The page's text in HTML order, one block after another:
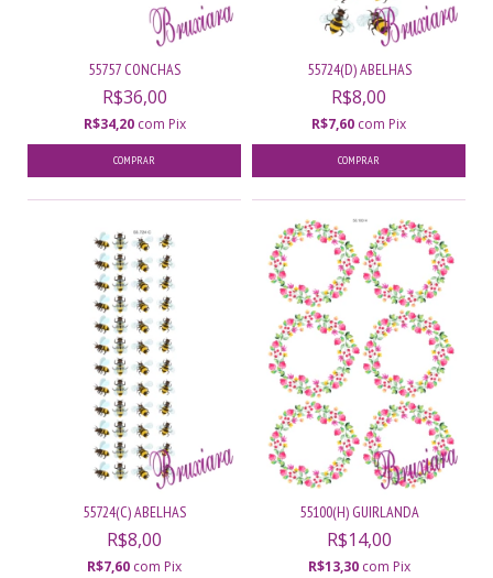
55757 CONCHAS
R$36,00
R$34,20 com Pix
COMPRAR
55724(D) ABELHAS
R$8,00
R$7,60 com Pix
55724(C) ABELHAS
R$8,00
R$7,60 com Pix
55100(H) GUIRLANDA
R$14,00
R$13,30 com Pix